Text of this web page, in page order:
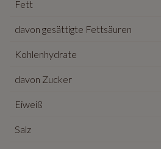
Fett
davon gesättigte Fettsäuren
Kohlenhydrate
davon Zucker
Eiweiß
Salz